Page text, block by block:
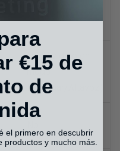
No (dividido en
modo
Escuchar/Altavoz)
€15 de
de
el primero en descubrir
productos y mucho más.